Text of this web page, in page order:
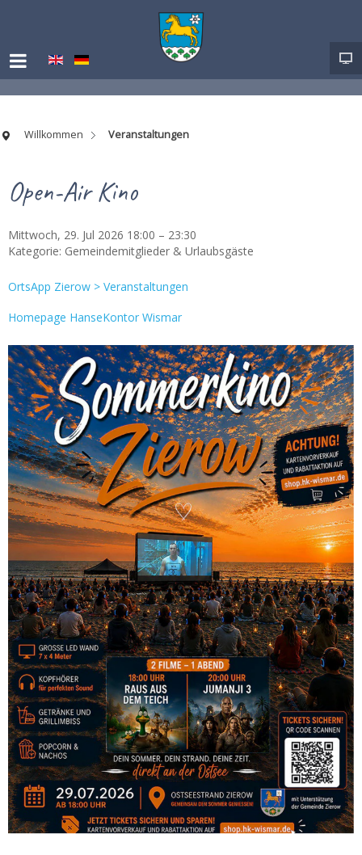
Willkommen Veranstaltungen
Open-Air Kino
Mittwoch, 29. Jul 2026 18:00 – 23:30
Kategorie: Gemeindemitglieder & Urlaubsgäste
OrtsApp Zierow > Veranstaltungen
Homepage HanseKontor Wismar